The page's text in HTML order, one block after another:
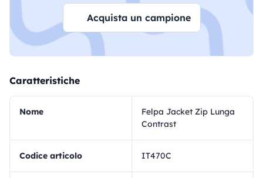
Acquista un campione
Caratteristiche
Nome
Felpa Jacket Zip Lunga
Contrast
Codice articolo IT470C